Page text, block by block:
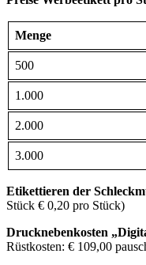
Menge
500
1.000
2.000
3.000
Etikettieren der
Stück € 0,20 pro Stück)
Drucknebenkosten
Rüstkosten: € 109,00